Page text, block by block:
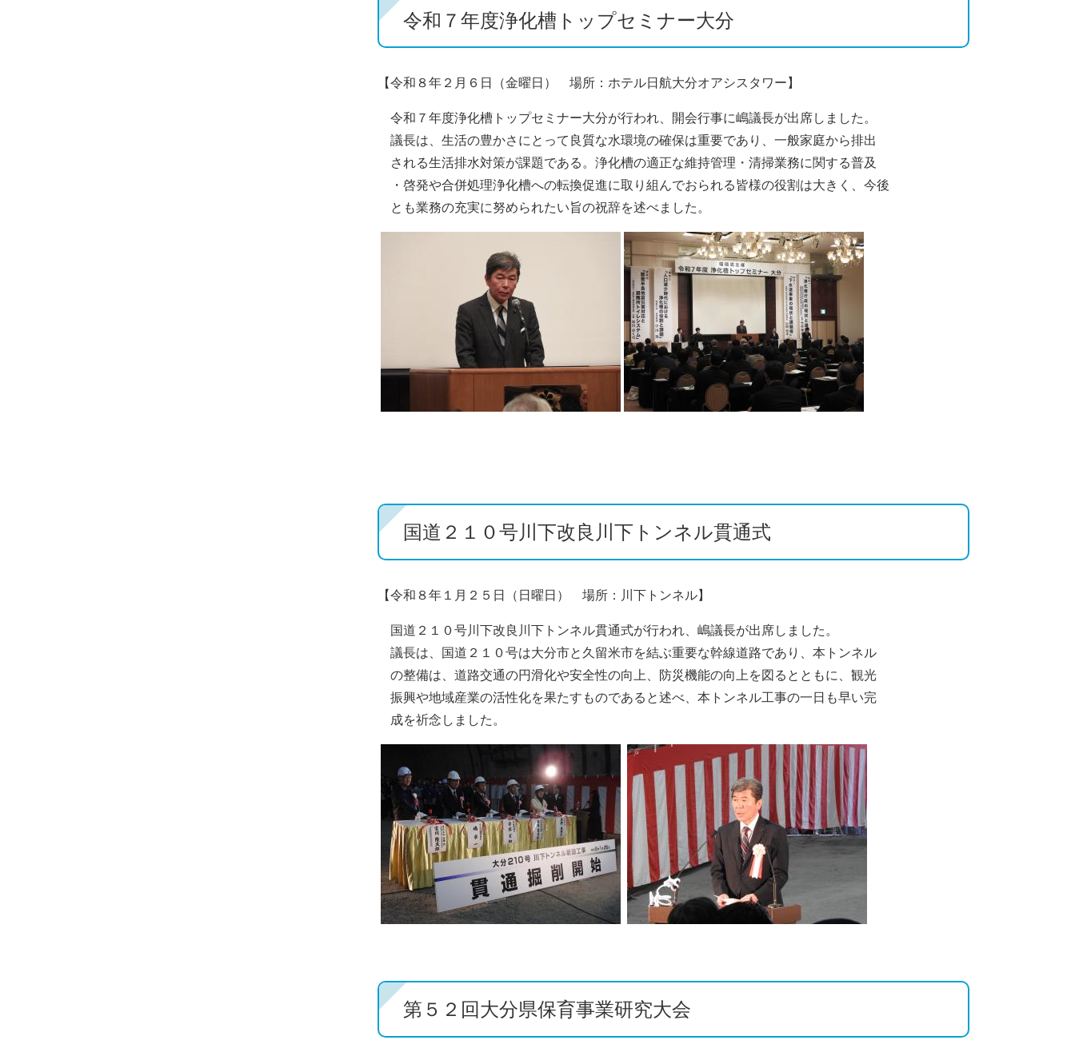
令和７年度浄化槽トップセミナー大分
【令和８年２月６日（金曜日） 場所：ホテル日航大分オアシスタワー】
令和７年度浄化槽トップセミナー大分が行われ、開会行事に嶋議長が出席しました。
議長は、生活の豊かさにとって良質な水環境の確保は重要であり、一般家庭から排出
される生活排水対策が課題である。浄化槽の適正な維持管理・清掃業務に関する普及
・啓発や合併処理浄化槽への転換促進に取り組んでおられる皆様の役割は大きく、今後
とも業務の充実に努められたい旨の祝辞を述べました。
国道２１０号川下改良川下トンネル貫通式
【令和８年１月２５日（日曜日） 場所：川下トンネル】
国道２１０号川下改良川下トンネル貫通式が行われ、嶋議長が出席しました。
議長は、国道２１０号は大分市と久留米市を結ぶ重要な幹線道路であり、本トンネル
の整備は、道路交通の円滑化や安全性の向上、防災機能の向上を図るとともに、観光
振興や地域産業の活性化を果たすものであると述べ、本トンネル工事の一日も早い完
成を祈念しました。
第５２回大分県保育事業研究大会​